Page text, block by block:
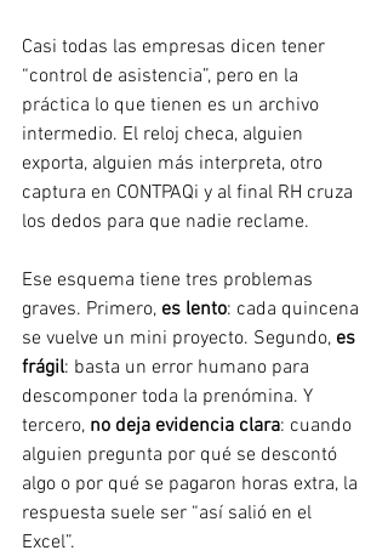
Casi todas las empresas dicen tener
“control de asistencia”, pero en la
práctica lo que tienen es un archivo
intermedio. El reloj checa, alguien
exporta, alguien más interpreta, otro
captura en CONTPAQi y al final RH cruza
los dedos para que nadie reclame.
Ese esquema tiene tres problemas
graves. Primero, es lento: cada quincena
se vuelve un mini proyecto. Segundo, es
frágil: basta un error humano para
descomponer toda la prenómina. Y
tercero, no deja evidencia clara: cuando
alguien pregunta por qué se descontó
algo o por qué se pagaron horas extra, la
respuesta suele ser “así salió en el
Excel”.